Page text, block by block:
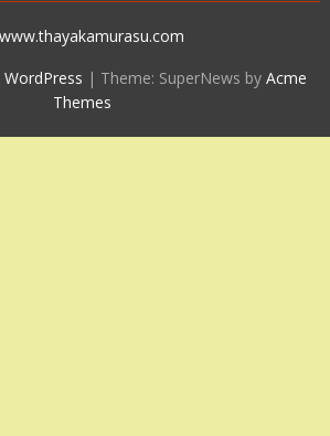
| Theme: SuperNews byAcme
Themes